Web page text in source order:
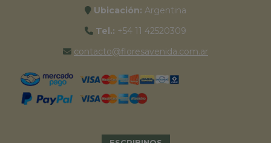
Ubicación: Argentina
Tel.: +54 11 42520309
contacto@floresavenida.com.ar